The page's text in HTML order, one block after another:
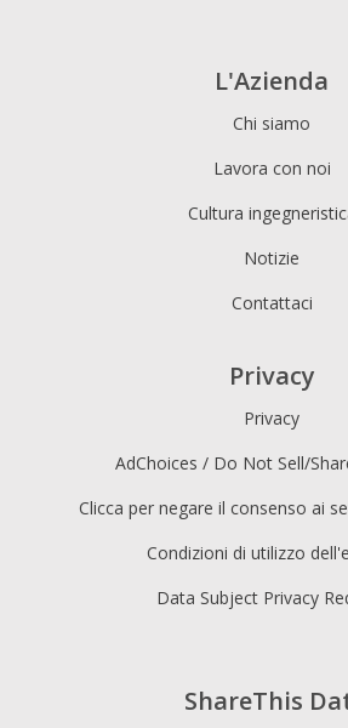
ShareThis
L'Azienda
Chi siamo
Lavora con noi
Cultura
Notizie
Contattaci
Privacy
Privacy
AdChoices / Do Not Sell/
Clicca per negare il consenso ai
Condizioni di utilizzo
Data Subject Privacy